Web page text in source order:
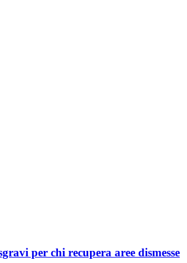
per chi recupera aree dismesse